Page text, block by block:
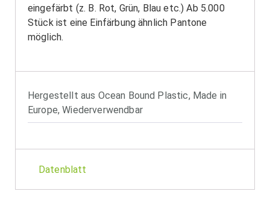
eingefärbt (z. B. Rot, Grün, Blau etc.) Ab 5.000
Stück ist eine Einfärbung ähnlich Pantone
möglich.
Hergestellt aus Ocean Bound Plastic, Made in
Europe,Wiederverwendbar
Datenblatt